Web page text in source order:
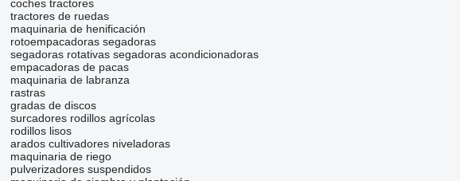
coches tractores
tractores de ruedas
maquinaria de henificación
rotoempacadoras segadoras
segadoras rotativas segadoras acondicionadoras
empacadoras de pacas
maquinaria de labranza
rastras
gradas de discos
surcadores rodillos agrícolas
rodillos lisos
arados cultivadores niveladoras
maquinaria de riego
pulverizadores suspendidos